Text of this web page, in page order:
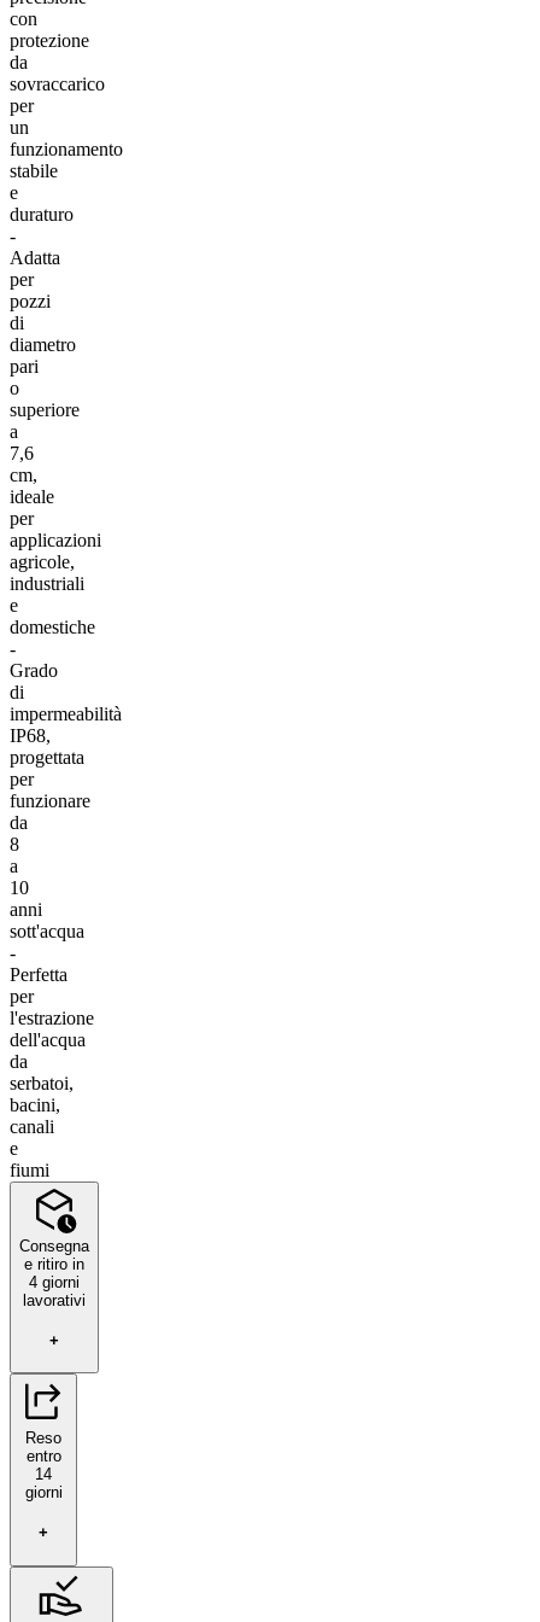
con
protezione
da
sovraccarico
per
un
funzionamento
stabile
e
duraturo
-
Adatta
per
pozzi
di
diametro
pari
o
superiore
a
7,6
cm,
ideale
per
applicazioni
agricole,
industriali
e
domestiche
-
Grado
di
impermeabilità
IP68,
progettata
per
funzionare
da
8
a
10
anni
sott'acqua
-
Perfetta
per
l'estrazione
dell'acqua
da
serbatoi,
bacini,
canali
e
fiumi
Consegna
e ritiro in
4 giorni
lavorativi
+
Reso
entro
14
giorni
+